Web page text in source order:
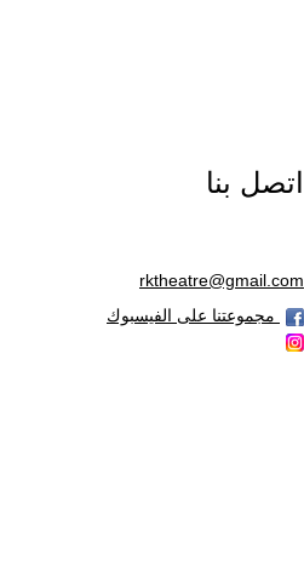
اتصل بنا
rktheatre@gmail.com
مجموعتنا على الفيسبوك